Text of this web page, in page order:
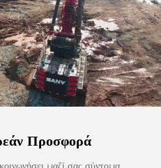
Προσφορά